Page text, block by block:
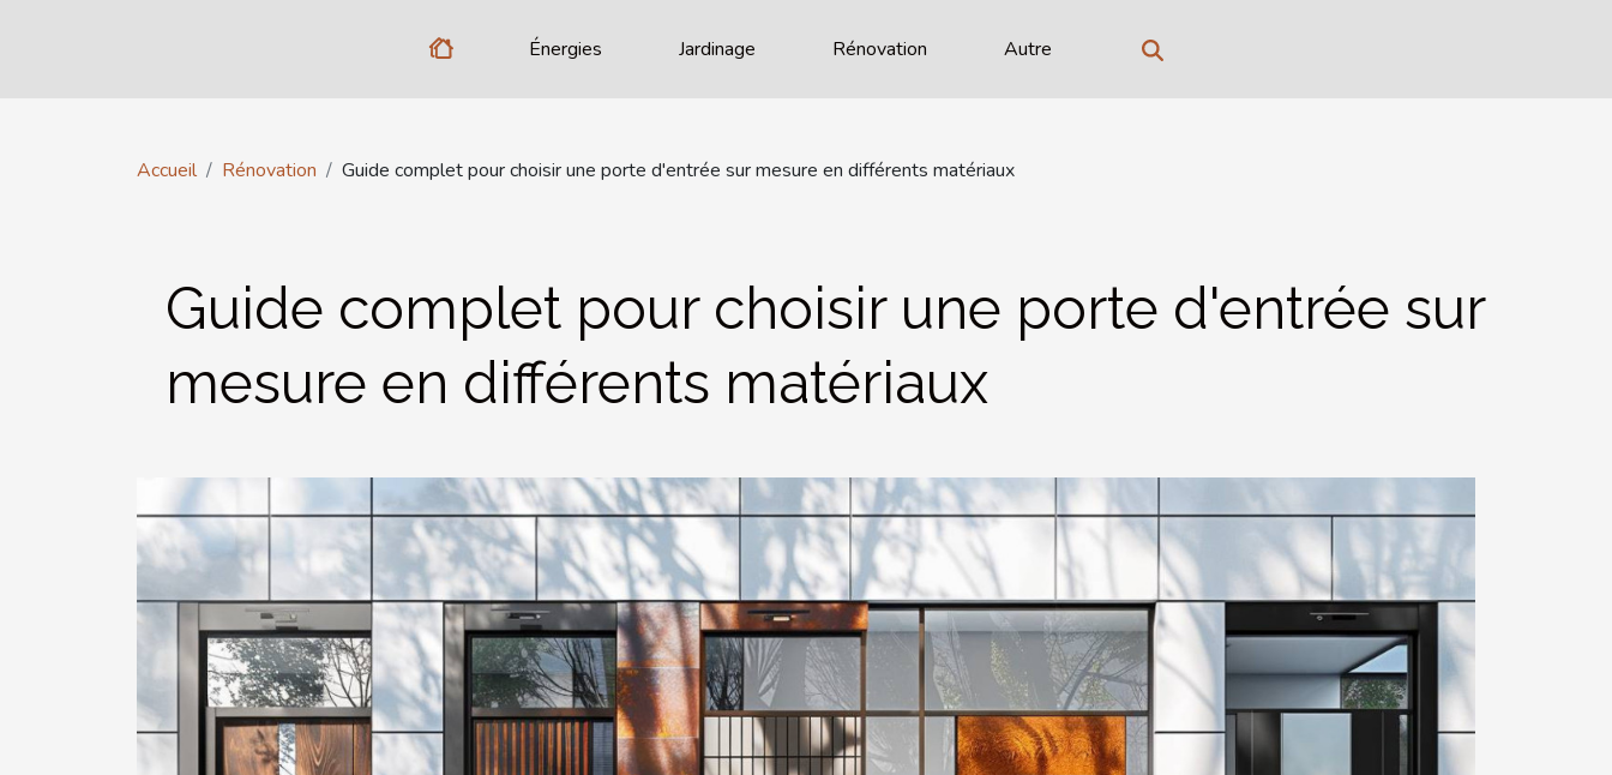
Énergies Jardinage Rénovation Autre
Accueil Rénovation Guide complet pour choisir une porte d'entrée sur mesure en différents matériaux
Guide complet pour choisir une porte d'entrée sur
mesure en différents matériaux